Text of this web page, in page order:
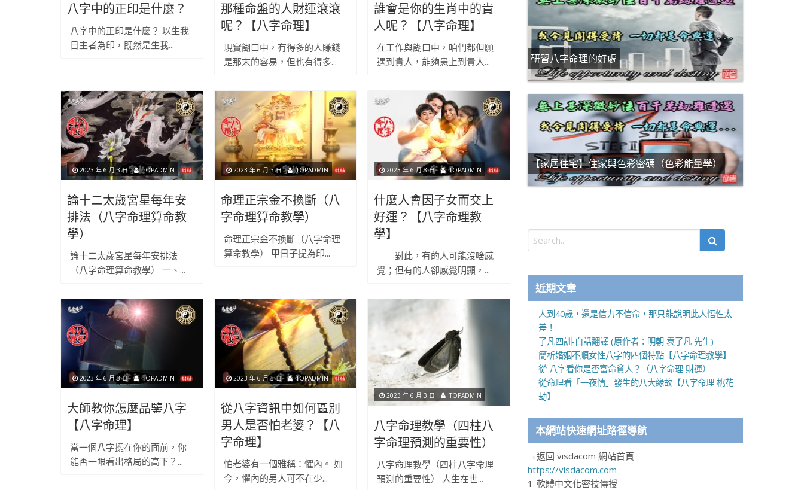
八字中的正印是什麼？
八字中的正印是什麼？ 以生我
日主者為印，既然是生我...
那種命盤的人財運滾滾
呢？【八字命理】
現實餬口中，有得多的人賺錢
是那末的容易，但也有得多...
誰會是你的生肖中的貴
人呢？【八字命理】
在工作與餬口中，咱們都但願
遇到貴人，能夠患上到貴人...
2023 年 6 月 3 日 TOPADMIN
論十二太歲宮星每年安
排法（八字命理算命教
學）
論十二太歲宮星每年安排法
（八字命理算命教學） 一、...
2023 年 6 月 3 日 TOPADMIN
命理正宗金不換斷（八
字命理算命教學）
命理正宗金不換斷（八字命理
算命教學） 甲日子提為印...
2023 年 6 月 3 日 TOPADMIN
什麼人會因子女而交上
好運？【八字命理教
學】
對此，有的人可能沒啥感
覺；但有的人卻感覺明顯，...
2023 年 6 月 3 日 TOPADMIN
大師教你怎麼品鑒八字
【八字命理】
當一個八字擺在你的面前，你
能否一眼看出格局的高下？...
2023 年 6 月 3 日 TOPADMIN
從八字資訊中如何區別
男人是否怕老婆？【八
字命理】
怕老婆有一個雅稱：懼內。 如
今，懼內的男人可不在少...
2023 年 6 月 3 日 TOPADMIN
八字命理教學（四柱八
字命理預測的重要性）
八字命理教學（四柱八字命理
預測的重要性） 人生在世...
研習八字命理的好處
【家居住宅】住家與色彩密碼（色彩能量學）
近期文章
人到40歲，還是信力不信命，那只能說明此人悟性太
差！
了凡四訓-白話翻譯 (原作者：明朝 袁了凡 先生)
簡析婚姻不順女性八字的四個特點【八字命理教學】
從 八字看你是否富命貧人？（八字命理 財運）
從命理看「一夜情」發生的八大緣故【八字命理 桃花
劫】
本網站快速網址路徑導航
→返回 visdacom 網站首頁
https://visdacom.com
1-軟體中文化密技傳授